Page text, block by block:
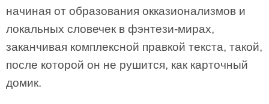
начиная от образования окказионализмов и
локальных словечек в фэнтези-мирах,
заканчивая комплексной правкой текста, такой,
после которой он не рушится, как карточный
домик.